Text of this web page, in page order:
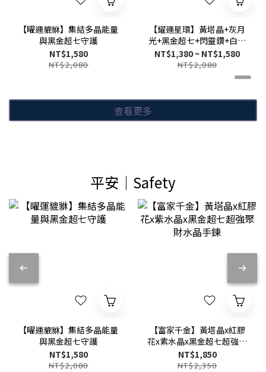
【曜運貔貅】集結多晶能量
與黑金超七守護
NT$1,580
NT$2,080
【耀運星環】黃塔晶+灰月
光+黑金超七+閃靈鑽+白水
晶能量事業手鍊
NT$1,380 ~ NT$1,580
NT$2,080
查看更多
平安│Safety
【曜運貔貅】集結多晶能量
與黑金超七守護
NT$1,580
NT$2,080
【富家千金】黃塔晶x紅膠
花x紫水晶x黑金超七超強聚
財水晶手鍊
NT$1,850
NT$2,350